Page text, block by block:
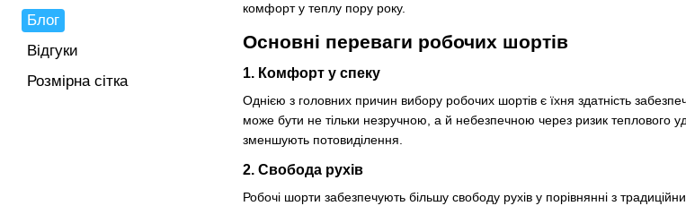
комфорт у теплу пору року.
Основні переваги робочих шортів
1. Комфорт у спеку
Однією з головних причин вибору робочих шортів є їхня здатність
може бути не тільки незручною, а й небезпечною через ризик теплового
зменшують потовиділення.
2. Свобода рухів
Робочі шорти забезпечують більшу свободу рухів у порівнянні з
Блог
Відгуки
Розмірна сітка